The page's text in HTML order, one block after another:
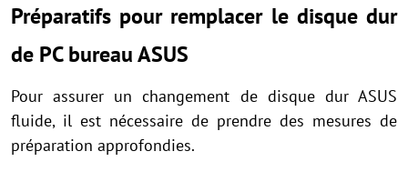
Préparatifs pour remplacer le disque dur
de PC bureau ASUS
Pour assurer un changement de disque dur ASUS
fluide, il est nécessaire de prendre des mesures de
préparation approfondies.